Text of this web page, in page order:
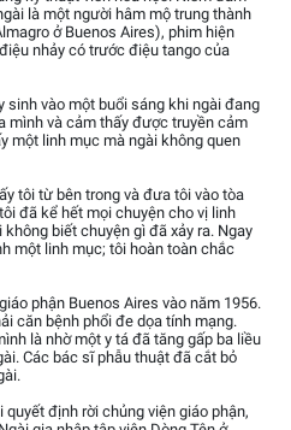
là một người hâm mộ trung thành
ở Buenos Aires), phim hiện
nhảy có trước điệu tango của
sinh vào một buổi sáng khi ngài đang
mình và cảm thấy được truyền cảm
một linh mục mà ngài không quen
tôi từ bên trong và đưa tôi vào tòa
đã kể hết mọi chuyện cho vị linh
biết chuyện gì đã xảy ra. Ngay
một linh mục; tôi hoàn toàn chắc
phận Buenos Aires vào năm 1956.
căn bệnh phổi đe dọa tính mạng.
là nhờ một y tá đã tăng gấp ba liều
Các bác sĩ phẫu thuật đã cắt bỏ
định rời chủng viện giáo phận,